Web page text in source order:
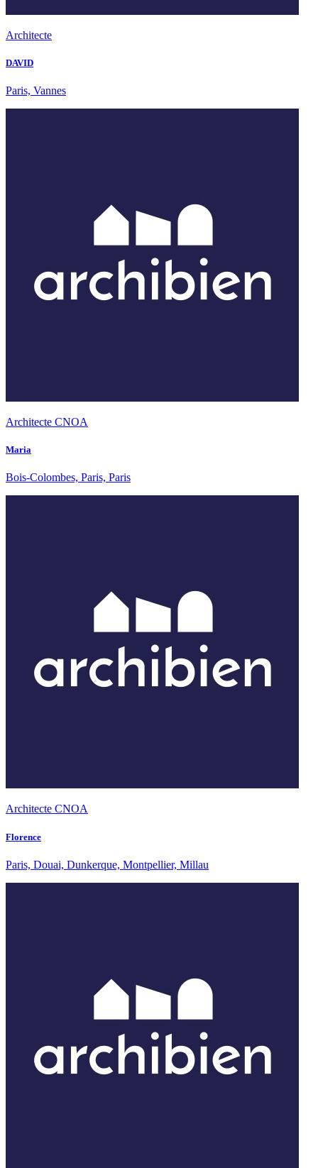
Architecte
DAVID
Paris, Vannes
Architecte CNOA
Maria
Bois-Colombes, Paris, Paris
Architecte CNOA
Florence
Paris, Douai, Dunkerque, Montpellier, Millau